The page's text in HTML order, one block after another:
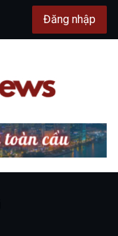
Đăng nhập